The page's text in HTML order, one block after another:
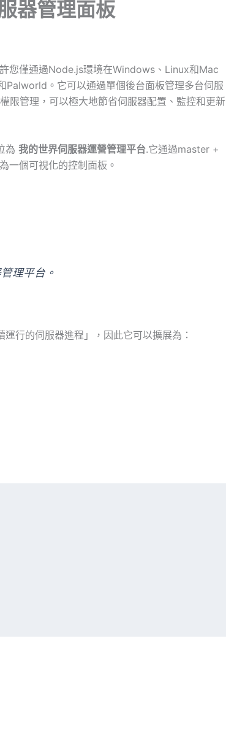
器管理面板
您僅通過Node.js環境在Windows、Linux和Mac
Palworld。它可以通過單個後台面板管理多台伺服
限管理，可以極大地節省伺服器配置、監控和更新
為 我的世界伺服器運營管理平台.它通過master +
一個可視化的控制面板。
理平台。
行的伺服器進程」，因此它可以擴展為：